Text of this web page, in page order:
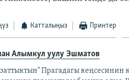
Катталыңыз Принтер
Алымкул уулу Эшматов
Прагадагы кеңсесинин